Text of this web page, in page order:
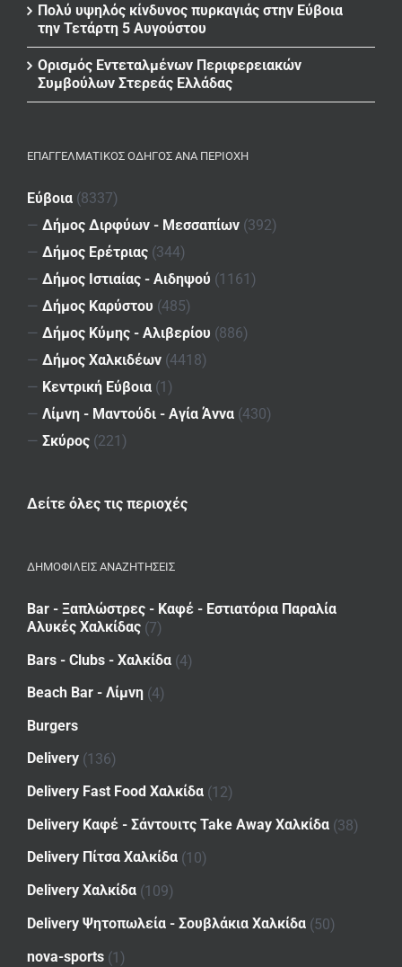
Πολύ υψηλός κίνδυνος πυρκαγιάς στην Εύβοια
την Τετάρτη 5 Αυγούστου
Ορισμός Εντεταλμένων Περιφερειακών
Συμβούλων Στερεάς Ελλάδας
ΕΠΑΓΓΕΛΜΑΤΙΚΌΣ ΟΔΗΓΌΣ ΑΝΆ ΠΕΡΙΟΧΉ
Εύβοια (8337)
— Δήμος Διρφύων - Μεσσαπίων (392)
— Δήμος Ερέτριας (344)
— Δήμος Ιστιαίας - Αιδηψού (1161)
— Δήμος Καρύστου (485)
— Δήμος Κύμης - Αλιβερίου (886)
— Δήμος Χαλκιδέων (4418)
— Κεντρική Εύβοια (1)
— Λίμνη - Μαντούδι - Αγία Άννα (430)
— Σκύρος (221)
Δείτε όλες τις περιοχές
ΔΗΜΟΦΙΛΕΙΣ ΑΝΑΖΗΤΗΣΕΙΣ
Bar - Ξαπλώστρες - Καφέ - Εστιατόρια Παραλία
Αλυκές Χαλκίδας (7)
Bars - Clubs - Χαλκίδα (4)
Beach Bar - Λίμνη (4)
Burgers
Delivery (136)
Delivery Fast Food Χαλκίδα (12)
Delivery Καφέ - Σάντουιτς Take Away Χαλκίδα (38)
Delivery Πίτσα Χαλκίδα (10)
Delivery Χαλκίδα (109)
Delivery Ψητοπωλεία - Σουβλάκια Χαλκίδα (50)
nova-sports (1)